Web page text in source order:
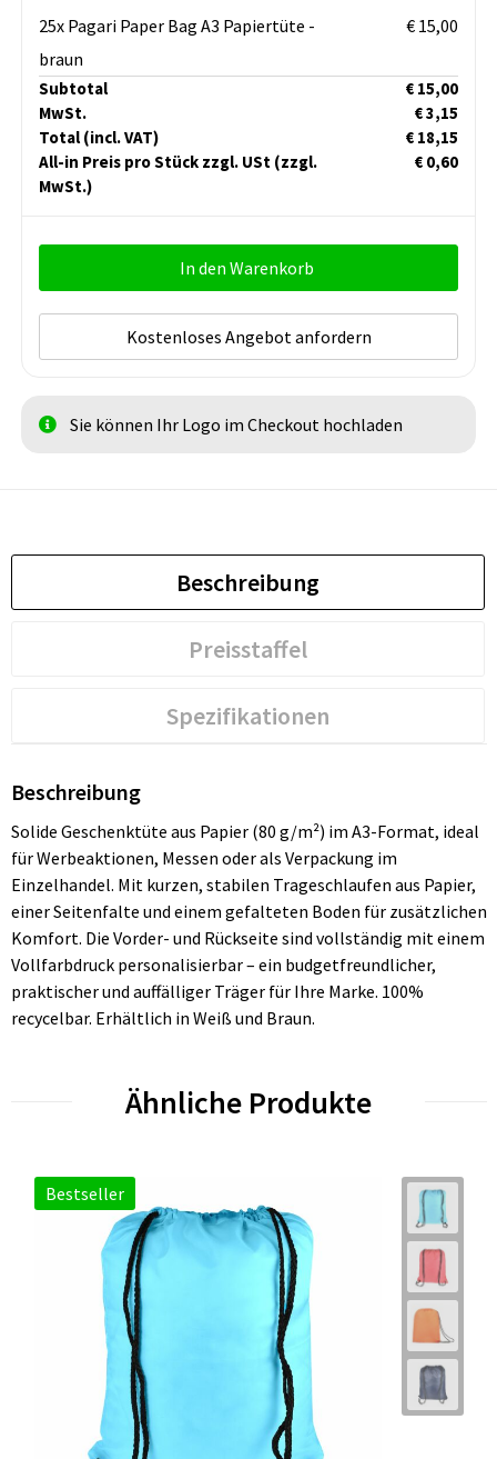
25x Pagari Paper Bag A3 Papiertüte -
braun
€ 15,00
Subtotal
€ 15,00
MwSt.
€ 3,15
Total (incl. VAT)
€ 18,15
All-in Preis pro Stück zzgl. USt (zzgl.
MwSt.)
€ 0,60
In den Warenkorb
Kostenloses Angebot anfordern
Sie können Ihr Logo im Checkout hochladen
Beschreibung
Preisstaffel
Spezifikationen
Beschreibung
Solide Geschenktüte aus Papier (80 g/m²) im A3-Format, ideal
für Werbeaktionen, Messen oder als Verpackung im
Einzelhandel. Mit kurzen, stabilen Trageschlaufen aus Papier,
einer Seitenfalte und einem gefalteten Boden für zusätzlichen
Komfort. Die Vorder- und Rückseite sind vollständig mit einem
Vollfarbdruck personalisierbar – ein budgetfreundlicher,
praktischer und auffälliger Träger für Ihre Marke. 100%
recycelbar. Erhältlich in Weiß und Braun.
Ähnliche Produkte
Bestseller